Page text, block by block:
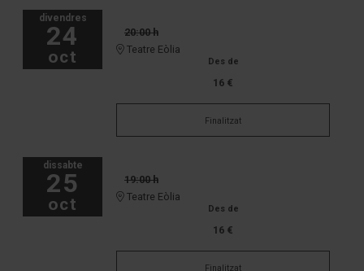
divendres
24
oct
20:00 h
Teatre Eòlia
Des de
16 €
Finalitzat
dissabte
25
oct
19:00 h
Teatre Eòlia
Des de
16 €
Finalitzat